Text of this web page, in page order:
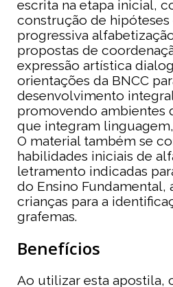
escrita na etapa inicial,
construção de hipóteses
progressiva
propostas de
expressão artística
orientações da BNCC
desenvolvimento
promovendo ambientes
que integram
O material também se
habilidades iniciais de
letramento indicadas
do Ensino Fundamental,
crianças para a
grafemas.
Benefícios
Ao utilizar esta apostila,